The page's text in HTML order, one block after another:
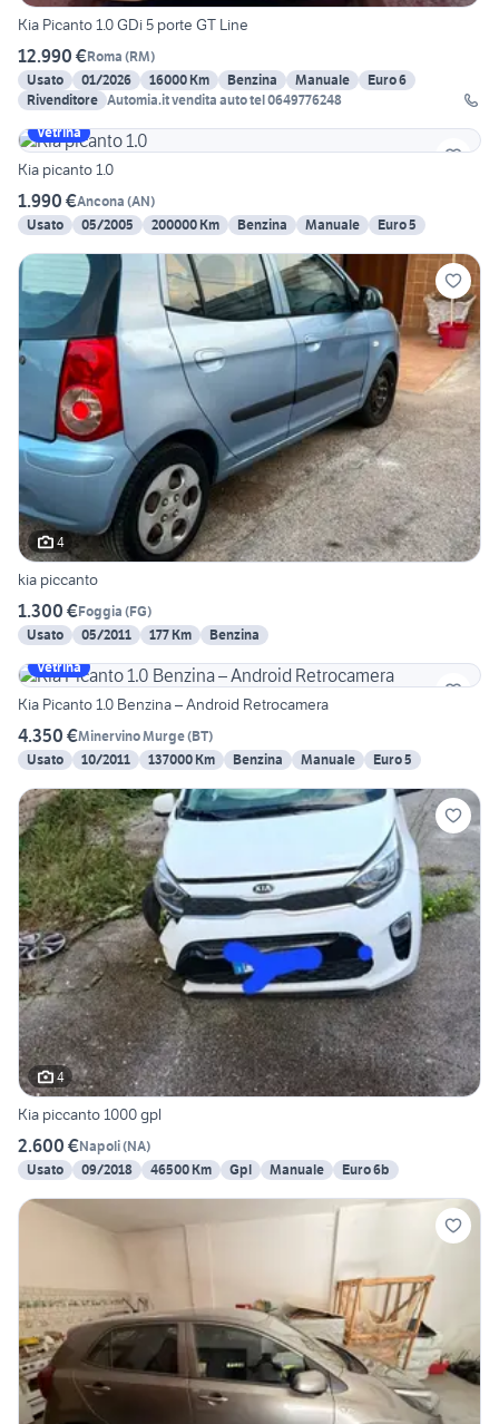
Kia Picanto 1.0 GDi 5 porte GT Line
12.990 €Roma (RM)
Usato
01/2026 16000 Km Benzina Manuale
Euro 6
Rivenditore Automia.it vendita auto tel 0649776248
Vetrina
Kia picanto 1.0
1.990 €Ancona (AN)
Usato
05/2005 200000 Km Benzina Manuale Euro 5
4
kia piccanto
1.300 €Foggia (FG)
Usato
05/2011 177 Km
Benzina
Vetrina
Kia Picanto 1.0 Benzina – Android Retrocamera
4.350 €Minervino Murge(BT)
Usato
10/2011 137000 Km Benzina Manuale Euro 5
4
Kia piccanto 1000 gpl
2.600 €Napoli(NA)
Usato
09/2018 46500 Km Gpl Manuale Euro 6b